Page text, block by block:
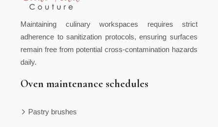
Maintaining culinary workspaces requires strict
adherence to sanitization protocols, ensuring surfaces
remain free from potential cross-contamination hazards
daily.
Oven maintenance schedules
Pastry brushes